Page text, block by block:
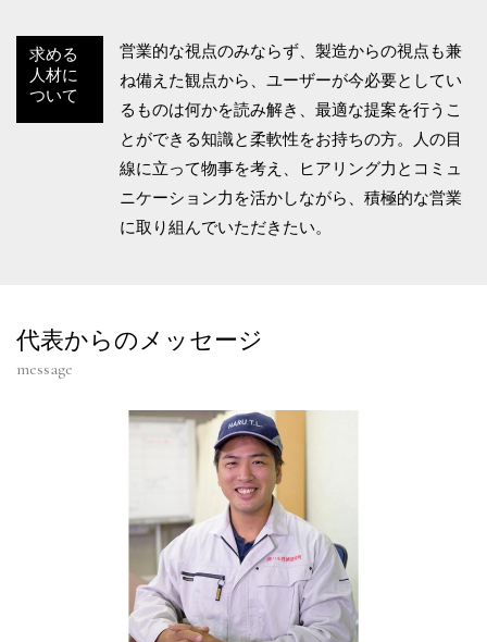
求める
人材に
ついて
営業的な視点のみならず、製造からの視点も兼
ね備えた観点から、ユーザーが今必要としてい
るものは何かを読み解き、最適な提案を行うこ
とができる知識と柔軟性をお持ちの方。人の目
線に立って物事を考え、ヒアリング力とコミュ
ニケーション力を活かしながら、積極的な営業
に取り組んでいただきたい。
代表からのメッセージ
message